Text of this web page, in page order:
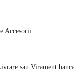
Accesorii
sau Virament